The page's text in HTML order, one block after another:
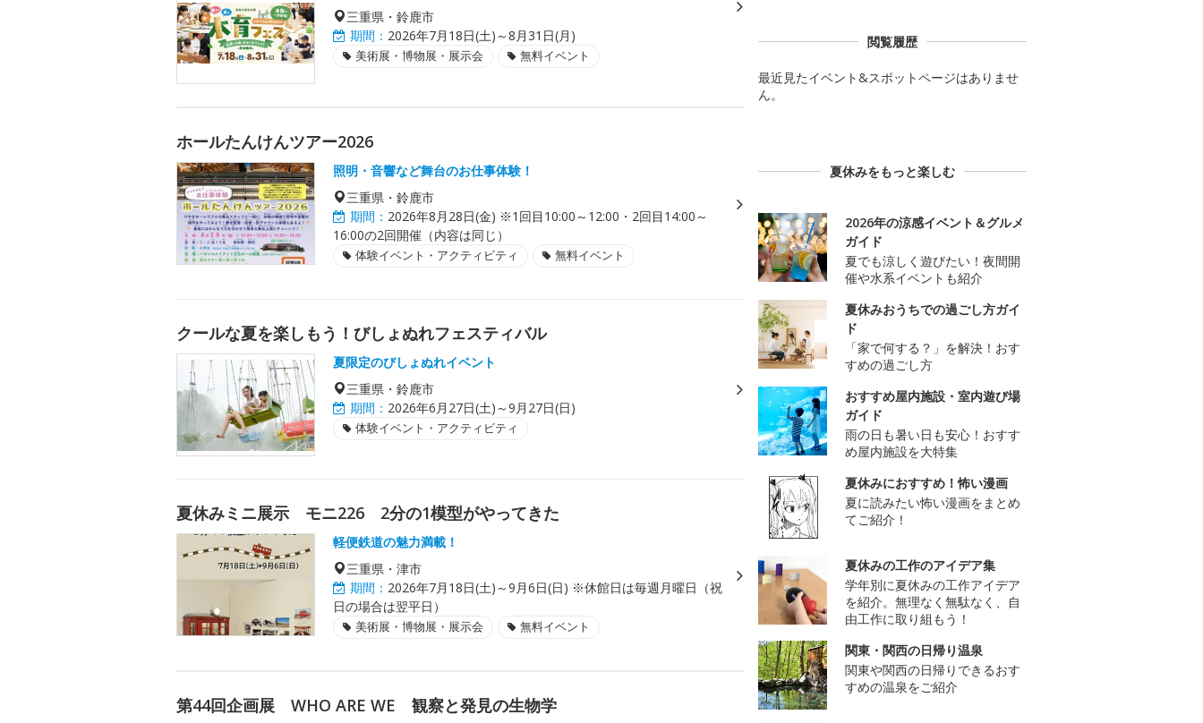
三重県・鈴鹿市
期間： 2026年7月18日(土)～8月31日(月)
美術展・博物展・展示会 無料イベント
ホールたんけんツアー2026
照明・音響など舞台のお仕事体験！
三重県・鈴鹿市
期間： 2026年8月28日(金) ※1回目10:00～12:00・2回目14:00～
16:00の2回開催（内容は同じ）
体験イベント・アクティビティ 無料イベント
クールな夏を楽しもう！びしょぬれフェスティバル
夏限定のびしょぬれイベント
三重県・鈴鹿市
期間： 2026年6月27日(土)～9月27日(日)
体験イベント・アクティビティ
夏休みミニ展示 モニ226 2分の1模型がやってきた
軽便鉄道の魅力満載！
三重県・津市
期間： 2026年7月18日(土)～9月6日(日) ※休館日は毎週月曜日（祝
日の場合は翌平日）
美術展・博物展・展示会 無料イベント
第44回企画展 WHO ARE WE 観察と発見の生物学
閲覧履歴
最近見たイベント&スポットページはありませ
ん。
夏休みをもっと楽しむ
2026年の涼感イベント＆グルメ
ガイド
夏でも涼しく遊びたい！夜間開
催や水系イベントも紹介
夏休みおうちでの過ごし方ガイ
ド
「家で何する？」を解決！おす
すめの過ごし方
おすすめ屋内施設・室内遊び場
ガイド
雨の日も暑い日も安心！おすす
め屋内施設を大特集
夏休みにおすすめ！怖い漫画
夏に読みたい怖い漫画をまとめ
てご紹介！
夏休みの工作のアイデア集
学年別に夏休みの工作アイデア
を紹介。無理なく無駄なく、自
由工作に取り組もう！
関東・関西の日帰り温泉
関東や関西の日帰りできるおす
すめの温泉をご紹介